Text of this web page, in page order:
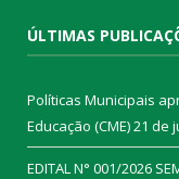
ÚLTIMAS
Políticas Municipais
Educação (CME)21 de
EDITAL N° 001/2026